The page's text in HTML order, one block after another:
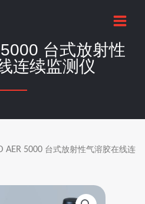
台式放射性
连续监测仪
AER 5000 台式放射性气溶胶在线连